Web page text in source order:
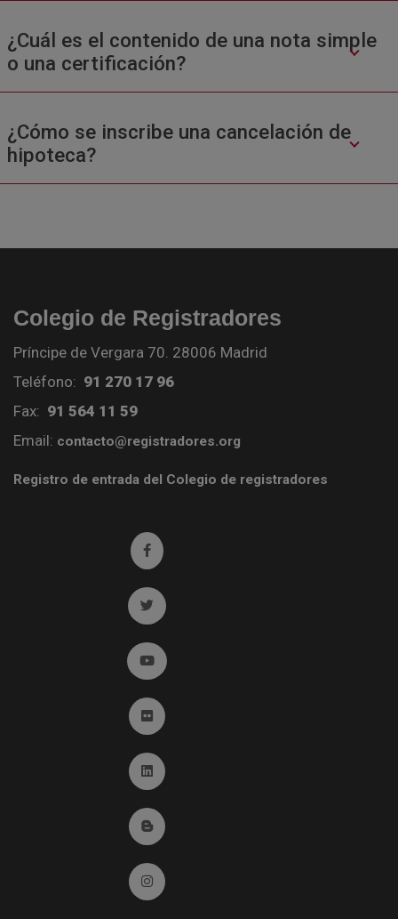
¿Cuál es el contenido de una nota simple
o una certificación?
¿Cómo se inscribe una cancelación de
hipoteca?
Colegio de Registradores
Príncipe de Vergara 70. 28006 Madrid
Teléfono: 91 270 17 96
Fax: 91 564 11 59
Email: contacto@registradores.org
Registro de entrada del Colegio de registradores
Ir a facebook (abre en ventana nueva)
Ir a twitter (abre en ventana nueva)
Ir a YouTube (abre en ventana nueva)
Ir a Flickr (abre en ventana nueva)
Ir a Linkedin (abre en ventana nueva)
Ir al Blog (abre en ventana nueva)
Ir a Instagram (abre en ventana nueva)